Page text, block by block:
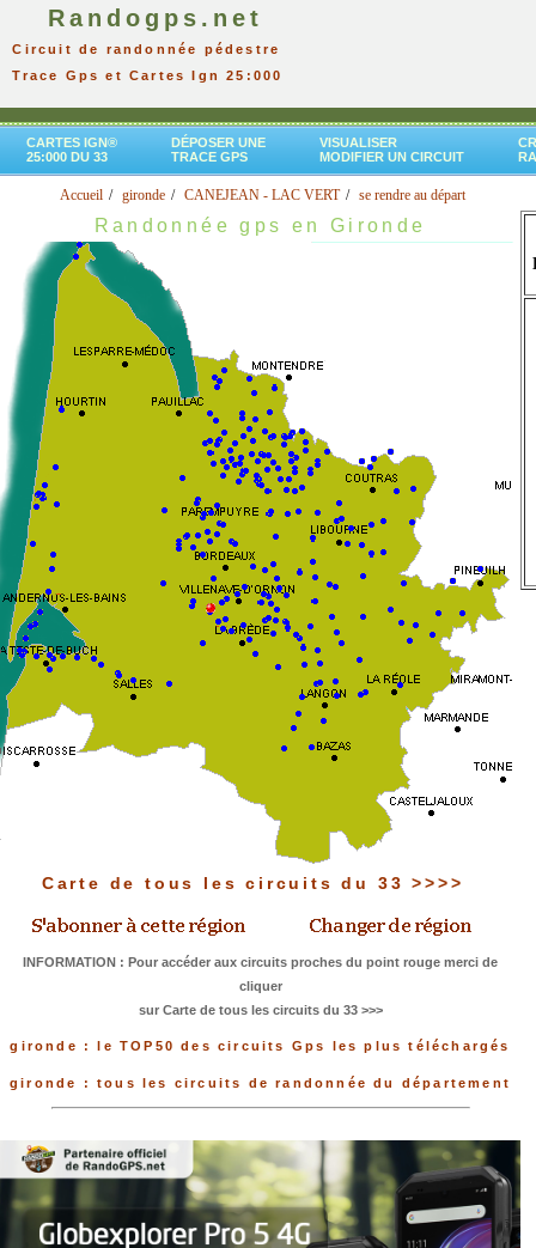
Randogps.net
Circuit de randonnée pédestre
Trace Gps et Cartes Ign 25:000
CARTES IGN®
25:000 DU 33
DÉPOSER UNE
TRACE GPS
VISUALISER
MODIFIER UN CIRCUIT
Accueil gironde CANEJEAN - LAC VERT se rendre au départ
Randonnée gps en Gironde
Carte de tous les circuits du 33 >>>>
INFORMATION : Pour accéder aux circuits proches du point rouge merci de
cliquer
sur Carte de tous les circuits du 33 >>>
gironde : le TOP50 des circuits Gps les plus téléchargés
gironde : tous les circuits de randonnée du département